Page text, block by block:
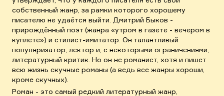
собственный жанр, за рамки которого хорошему
писателю не удаётся выйти. Дмитрий Быков -
прирождённый поэт (жанра «утром в газете - вечером в
куплете») и стилист-имитатор. Он талантливый
популяризатор, лектор и, с некоторыми ограничениями,
литературный критик. Но он не романист, хотя и пишет
всю жизнь скучные романы (а ведь все жанры хороши,
кроме скучных).
Роман - это самый редкий литературный жанр,